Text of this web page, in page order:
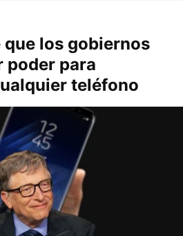
que los gobiernos
poder para
teléfono